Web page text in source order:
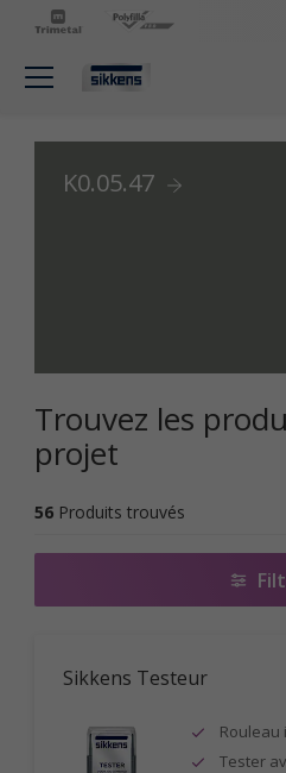
K0.05.47
Trouvez les
projet
56 Produits trouvés
Sikkens Testeur
Rouleau
Tester